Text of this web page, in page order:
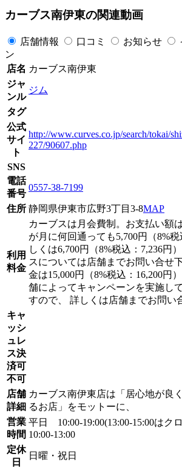
カーブス南伊東の関連動画
店舗情報 口コミ お知らせ
ン
店名 カーブス南伊東
ジャ
ンル
ジム
タグ
公式
サイ
ト
http://www.curves.co.jp/search/tokai/
227/90607.php
SNS
電話
番号
0557-38-7199
住所 静岡県伊東市広野3丁目3-8MAP
利用
料金
カーブスは月会費制。お支払い額
が月に何回通っても5,700円（8%
しくは6,700円（8%税込：7,236円
スについては店舗までお問い合せ
金は15,000円（8%税込：16,200円
舗によってキャンペーンを実施し
すので、 詳しくは店舗までお問い
キャ
ッシ
ュレ
ス決
済可
不可
店舗
詳細
カーブス南伊東店は「居心地が良
るお店」をモットーに、
営業
時間
平日 10:00-19:00(13:00-15:00はク
10:00-13:00
定休
日
日曜・祝日